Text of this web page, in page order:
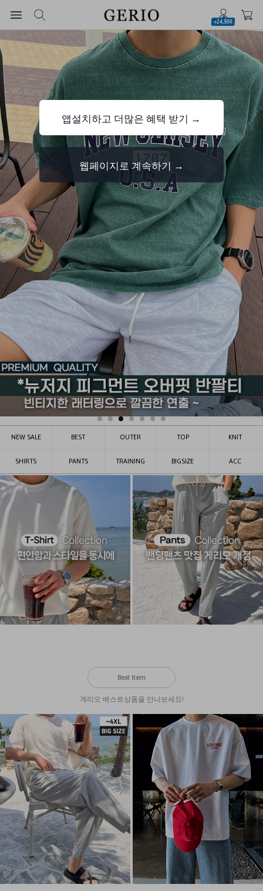
+24,500
NEW SALE BEST OUTER TOP KNIT
SHIRTS PANTS TRAINING BIGSIZE ACC
Best Item
게리오 베스트상품을 만나보세요!
앱설치하고 더많은 혜택 받기 →
웹페이지로 계속하기 →